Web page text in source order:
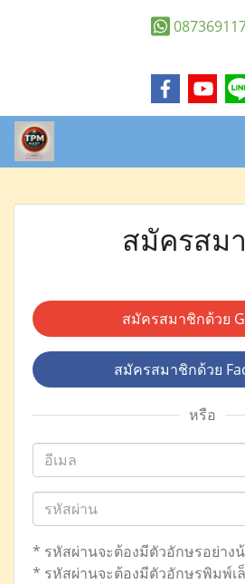
สมัครสม
สมัครสมาชิกด้วย
สมัครสมาชิกด้วย
หรือ
* รหัสผ่านจะต้องมีตัวอักษรอย่าง
* รหัสผ่านจะต้องมีตัวอักษรพิมพ์เ